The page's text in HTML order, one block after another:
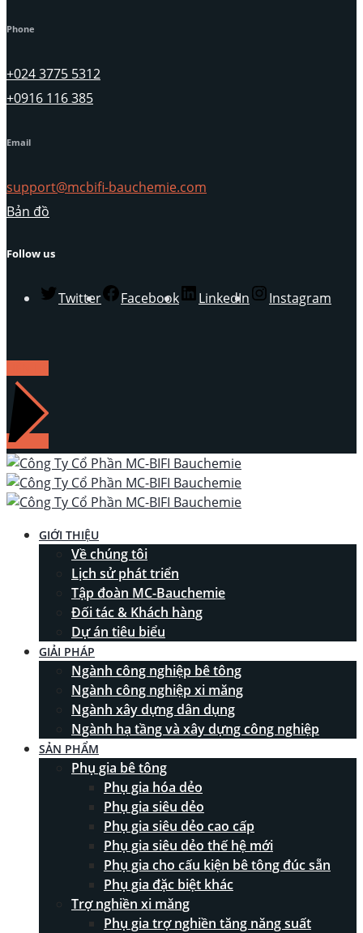
Phone
+024 3775 5312
+0916 116 385
Email
support@mcbifi-bauchemie.com
Bản đồ
Follow us
Twitter Facebook LinkedIn Instagram
GIỚI THIỆU
Về chúng tôi
Lịch sử phát triển
Tập đoàn MC-Bauchemie
Đối tác & Khách hàng
Dự án tiêu biểu
GIẢI PHÁP
Ngành công nghiệp bê tông
Ngành công nghiệp xi măng
Ngành xây dựng dân dụng
Ngành hạ tầng và xây dựng công nghiệp
SẢN PHẨM
Phụ gia bê tông
Phụ gia hóa dẻo
Phụ gia siêu dẻo
Phụ gia siêu dẻo cao cấp
Phụ gia siêu dẻo thế hệ mới
Phụ gia cho cấu kiện bê tông đúc sẵn
Phụ gia đặc biệt khác
Trợ nghiền xi măng
Phụ gia trợ nghiền tăng năng suất